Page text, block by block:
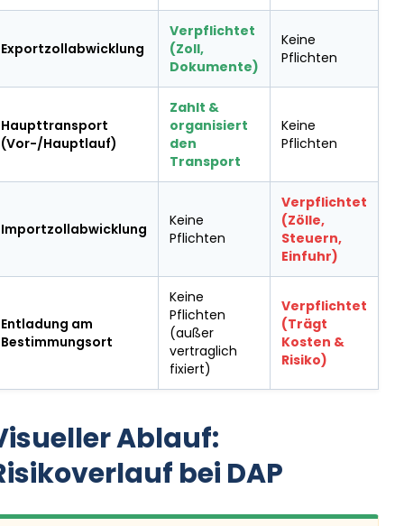
Exportzollabwicklung
Verpflichtet
(Zoll,
Dokumente)
Keine
Pflichten
Haupttransport
(Vor-/Hauptlauf)
Zahlt &
organisiert
den
Transport
Keine
Pflichten
Importzollabwicklung
Keine
Pflichten
Verpflichtet
(Zölle,
Steuern,
Einfuhr)
Entladung am
Bestimmungsort
Keine
Pflichten
(außer
vertraglich
fixiert)
Verpflichtet
(Trägt
Kosten &
Risiko)
Ablauf:
bei DAP